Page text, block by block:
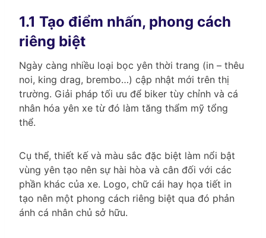
1.1 Tạo điểm nhấn, phong cách
riêng biệt
Ngày càng nhiều loại bọc yên thời trang (in – thêu
noi, king drag, brembo…) cập nhật mới trên thị
trường. Giải pháp tối ưu để biker tùy chỉnh và cá
nhân hóa yên xe từ đó làm tăng thẩm mỹ tổng
thể.
Cụ thể, thiết kế và màu sắc đặc biệt làm nổi bật
vùng yên tạo nên sự hài hòa và cân đối với các
phần khác của xe. Logo, chữ cái hay họa tiết in
tạo nên một phong cách riêng biệt qua đó phản
ánh cá nhân chủ sở hữu.